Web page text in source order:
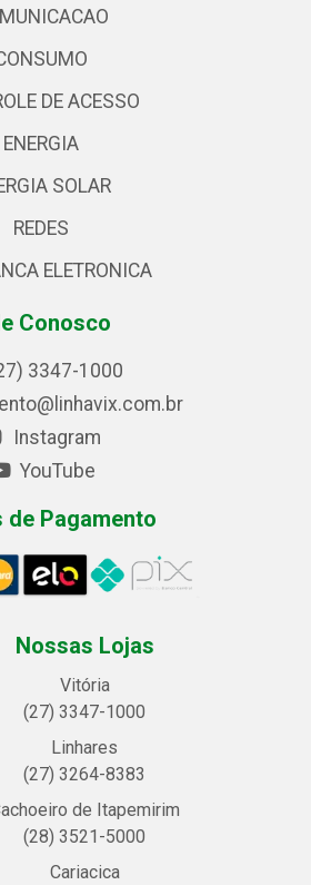
DE ACESSO
ENERGIA
SOLAR
REDES
ELETRONICA
Conosco
3347-1000
Instagram
YouTube
de Pagamento
Nossas Lojas
Vitória
(27) 3347-1000
Linhares
(27) 3264-8383
de Itapemirim
(28) 3521-5000
Cariacica